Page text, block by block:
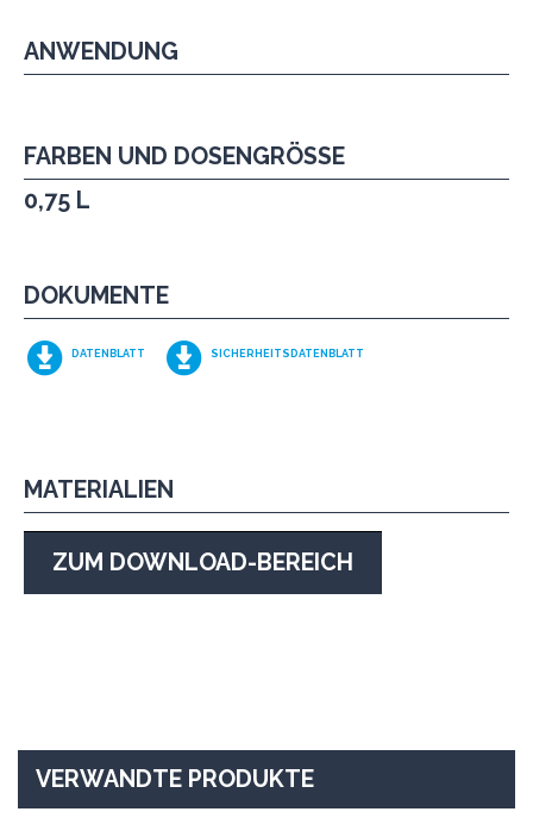
FARBEN UND DOSENGRÖSSE
0,75 L
DOKUMENTE
DATENBLATT SICHERHEITSDATENBLATT
MATERIALIEN
ZUM DOWNLOAD-BEREICH
ANWENDUNG
VERWANDTE PRODUKTE